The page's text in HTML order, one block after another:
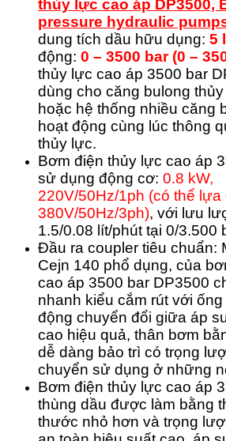
thủy lực cao áp DP3500,
pressure hydraulic
dung tích dầu hữu dụng: 5
động: 0 – 3500 bar (0 –
thủy lực cao áp 3500 bar
dùng cho căng bulong
hoặc hệ thống nhiều căng
hoạt động cùng lúc thông
thủy lực.
Bơm điện thủy lực cao áp
sử dụng động cơ: 0.8 kW,
220V/50Hz/1ph (có thể
380V/50Hz/3ph), với lưu
1.5/0.08 lít/phút tại 0/3.500
Đầu ra coupler tiêu chuẩn:
Cejn 140 phổ dụng, của
cao áp 3500 bar DP3500
nhanh kiểu cắm rút với
động chuyển đổi giữa áp
cao hiệu quả, thân bơm
dễ dàng bảo trì có trọng
chuyển sử dụng ở những
Bơm điện thủy lực cao áp
thùng dầu được làm bằng
thước nhỏ hơn và trọng